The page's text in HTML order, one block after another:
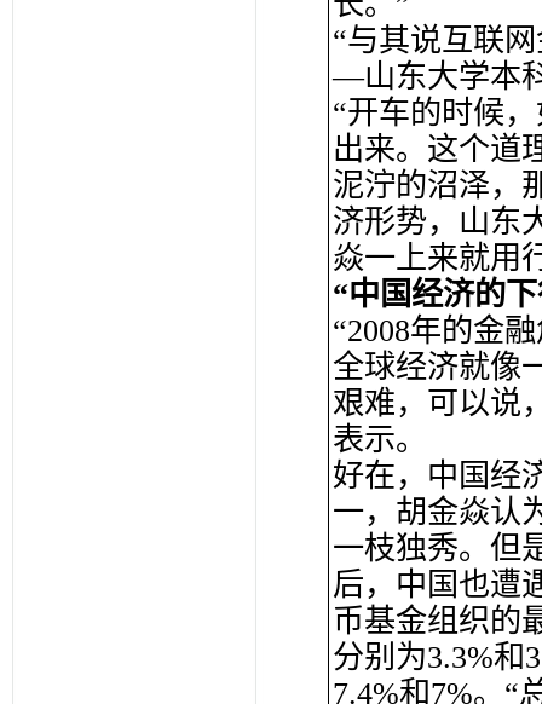
“与其说互联
—山东大学本
“开车的时候
出来。这个道
泥泞的沼泽，
济形势，山东
焱一上来就用
“中国经济的
“2008年的金
全球经济就像
艰难，可以说
表示。
好在，中国经
一，胡金焱认
一枝独秀。但
后，中国也遭
币基金组织的
分别为3.3%和
7.4%和7%。“